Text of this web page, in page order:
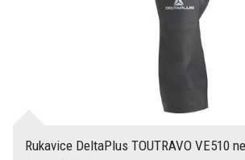
Rukavice DeltaPlus TOUTRAVO VE510